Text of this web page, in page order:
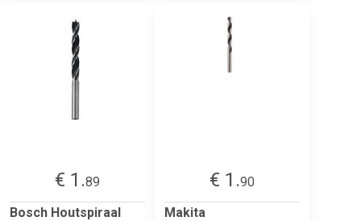
€ 1.89
Bosch Houtspiraal
€ 1.90
Makita